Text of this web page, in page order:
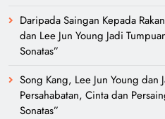
Daripada Saingan Kepada
dan Lee Jun Young Jadi
Sonatas”
Song Kang, Lee Jun Young dan
Persahabatan, Cinta dan
Sonatas”